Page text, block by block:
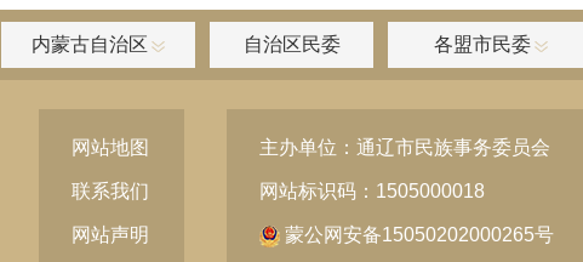
内蒙古自治区 自治区民委 各盟市民委
网站地图
联系我们
网站声明
主办单位：通辽市民族事务委员会
网站标识码：1505000018
蒙公网安备15050202000265号